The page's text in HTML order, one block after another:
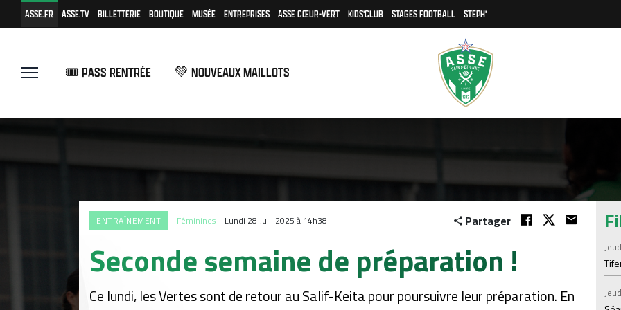
ASSE.FR ASSE.TV BILLETTERIE BOUTIQUE MUSÉE ENTREPRISES ASSE CŒUR-VERT KIDS'CLUB STAGES FOOTBALL STEPH'
🎟️ PASS RENTRÉE 💚 NOUVEAUX MAILLOTS
ENTRAÎNEMENT Féminines Lundi 28 Juil. 2025 à 14h38 Partager
Seconde semaine de préparation !
Ce lundi, les Vertes sont de retour au Salif-Keita pour poursuivre leur préparation. En